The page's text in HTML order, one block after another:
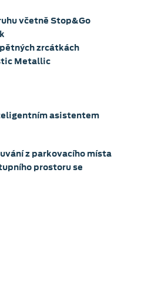
včetně Stop&Go
zrcátkách
Metallic
asistentem
z parkovacího místa
prostoru se